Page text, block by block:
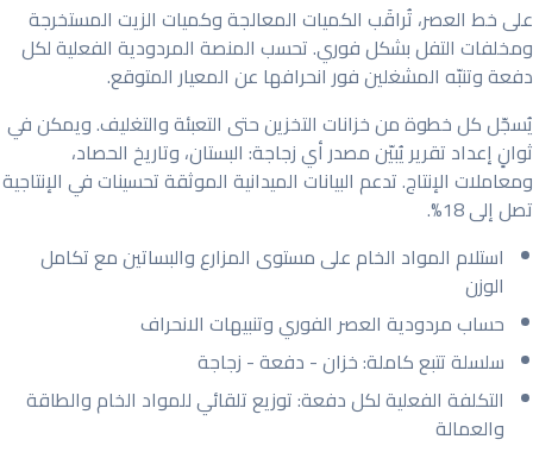
على خط العصر، تُراقَب الكميات المعالجة وكميات الزيت المستخرجة
ومخلفات التفل بشكل فوري. تحسب المنصة المردودية الفعلية لكل
دفعة وتنبّه المشغلين فور انحرافها عن المعيار المتوقع.
يُسجّل كل خطوة من خزانات التخزين حتى التعبئة والتغليف. ويمكن في
ثوانٍ إعداد تقرير يُبيّن مصدر أي زجاجة: البستان، وتاريخ الحصاد،
ومعاملات الإنتاج. تدعم البيانات الميدانية الموثقة تحسينات في الإنتاجية
تصل إلى 18%.
استلام المواد الخام على مستوى المزارع والبساتين مع تكامل
الوزن
حساب مردودية العصر الفوري وتنبيهات الانحراف
سلسلة تتبع كاملة: خزان - دفعة - زجاجة
التكلفة الفعلية لكل دفعة: توزيع تلقائي للمواد الخام والطاقة
والعمالة